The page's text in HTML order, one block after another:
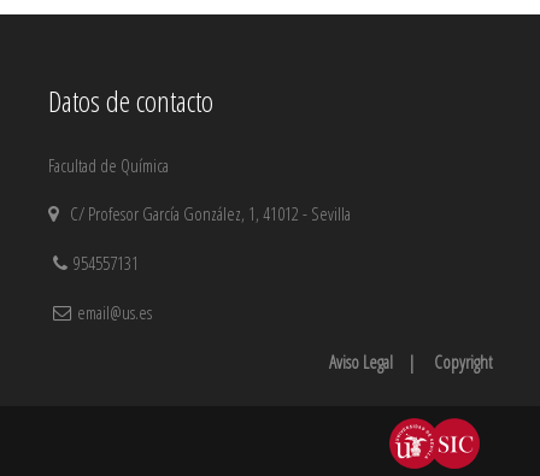
Datos de contacto
Facultad de Química
C/ Profesor García González, 1, 41012 - Sevilla
954557131
email@us.es
Aviso Legal | Copyright